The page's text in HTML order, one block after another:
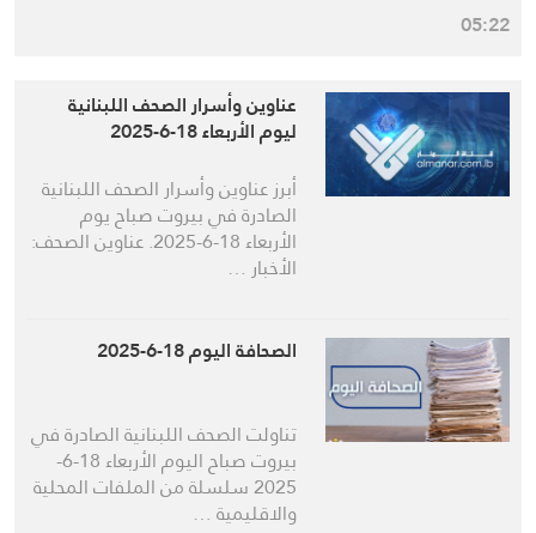
05:22
عناوين وأسرار الصحف اللبنانية
ليوم الأربعاء 18-6-2025
أبرز عناوين وأسرار الصحف اللبنانية
الصادرة في بيروت صباح يوم
الأربعاء 18-6-2025. عناوين الصحف:
الأخبار …
الصحافة اليوم 18-6-2025
تناولت الصحف اللبنانية الصادرة في
بيروت صباح اليوم الأربعاء 18-6-
2025 سلسلة من الملفات المحلية
والاقليمية …